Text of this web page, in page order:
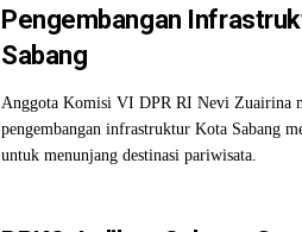
Pengembangan
Sabang
Anggota Komisi VI DPR RI Nevi Zuairina
pengembangan infrastruktur Kota Sabang
untuk menunjang destinasi pariwisata.